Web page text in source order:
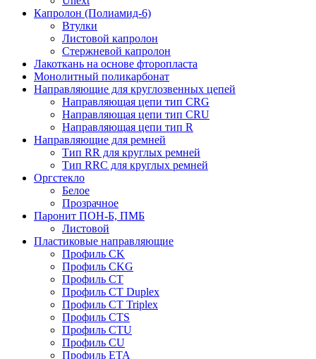
Капролон (Полиамид-6)
Втулки
Листовой капролон
Стержневой капролон
Лакоткань на основе фторопласта
Монолитный поликарбонат
Направляющие для круглозвенных цепей
Направляющая цепи тип CRG
Направляющая цепи тип CRU
Направляющая цепи тип R
Направляющие для ремней
Тип RR для круглых ремней
Тип RRС для круглых ремней
Оргстекло
Белое
Прозрачное
Паронит ПОН-Б, ПМБ
Листовой
Пластиковые направляющие
Профиль CK
Профиль CKG
Профиль CT
Профиль CT Duplex
Профиль CT Triplex
Профиль CTS
Профиль CTU
Профиль CU
Профиль ETA